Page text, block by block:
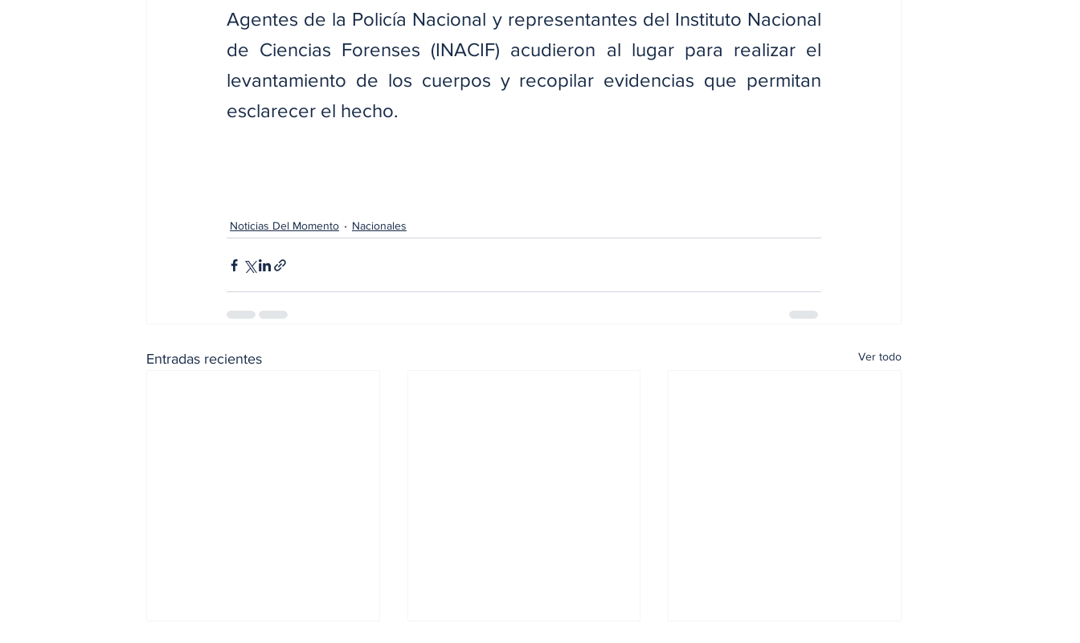
Agentes de la Policía Nacional y representantes del Instituto Nacional
de Ciencias Forenses (INACIF) acudieron al lugar para realizar el
levantamiento de los cuerpos y recopilar evidencias que permitan
esclarecer el hecho.
Noticias Del Momento Nacionales
Entradas recientes Ver todo